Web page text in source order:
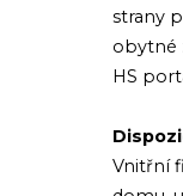
strany
obytné
HS
Vnitřní